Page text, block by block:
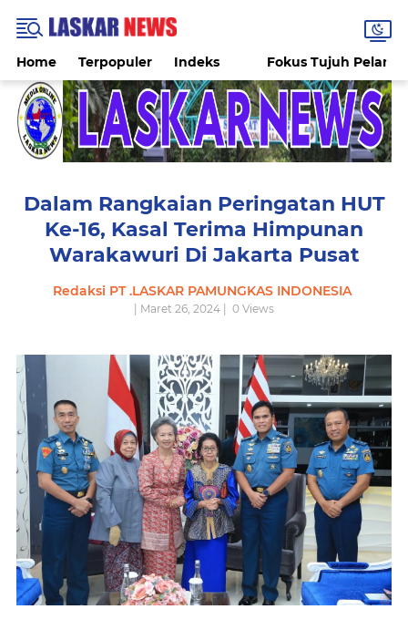
Home Terpopuler Indeks Fokus Tujuh
Dalam Rangkaian Peringatan HUT
Ke-16, Kasal Terima Himpunan
Warakawuri Di Jakarta Pusat
Redaksi PT .LASKAR PAMUNGKAS INDONESIA
| Maret 26, 2024 | 0 Views